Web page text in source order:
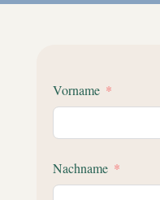
Vorname
Nachname